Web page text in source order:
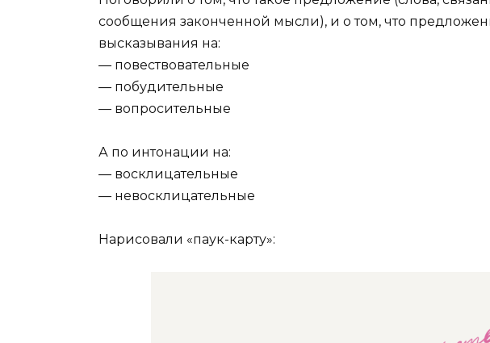
сообщения законченной мысли), и о том, что
высказывания на:
— повествовательные
— побудительные
— вопросительные
А по интонации на:
— восклицательные
— невосклицательные
Нарисовали «паук-карту»: